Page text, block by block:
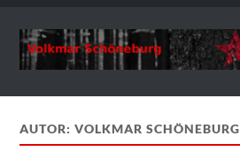
AUTOR:VOLKMAR SCHÖNEBURG